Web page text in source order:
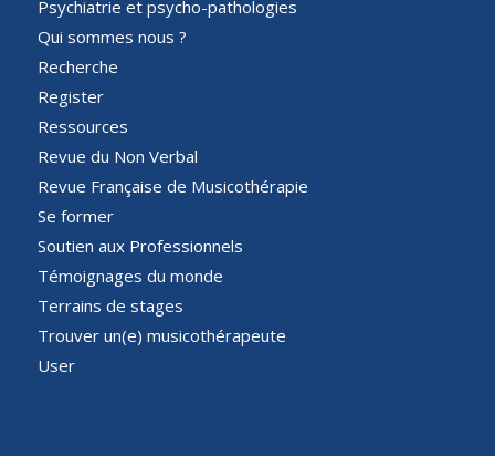
Psychiatrie et psycho-pathologies
Qui sommes nous ?
Recherche
Register
Ressources
Revue du Non Verbal
Revue Française de Musicothérapie
Se former
Soutien aux Professionnels
Témoignages du monde
Terrains de stages
Trouver un(e) musicothérapeute
User